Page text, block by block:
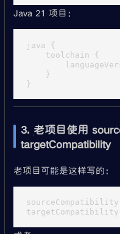
Java 21 项目：
java {
    toolchain {
    }
3. 老项目使用
targetCompatibility
老项目可能是这样写的：